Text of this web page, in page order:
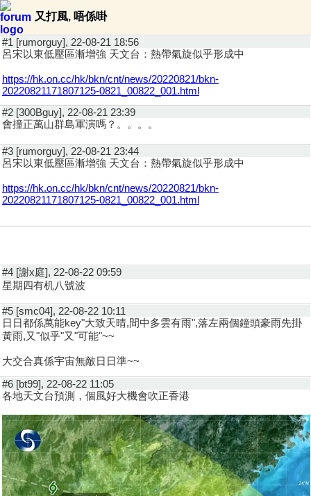
又打風, 唔係啩
#1 [rumorguy], 22-08-21 18:56
呂宋以東低壓區漸增強 天文台：熱帶氣旋似乎形成中
https://hk.on.cc/hk/bkn/cnt/news/20220821/bkn-
20220821171807125-0821_00822_001.html
#2 [300Bguy], 22-08-21 23:39
會撞正萬山群島軍演嗎？。。。。
#3 [rumorguy], 22-08-21 23:44
呂宋以東低壓區漸增強 天文台：熱帶氣旋似乎形成中
https://hk.on.cc/hk/bkn/cnt/news/20220821/bkn-
20220821171807125-0821_00822_001.html
#4 [謝x庭], 22-08-22 09:59
星期四有机八號波
#5 [smc04], 22-08-22 10:11
日日都係萬能key"大致天晴,間中多雲有雨",落左兩個鐘頭豪雨先掛
黃雨,又"似乎"又"可能"~~
大交合真係宇宙無敵日日準~~
#6 [bt99], 22-08-22 11:05
各地天文台預測，個風好大機會吹正香港